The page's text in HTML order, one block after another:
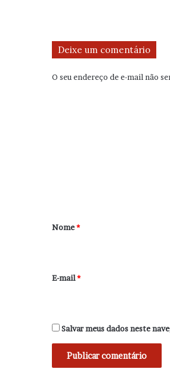
Deixe um comentário
O seu endereço de e-mail não
r
*
Nome*
E-mail*
Salvar meus dados neste